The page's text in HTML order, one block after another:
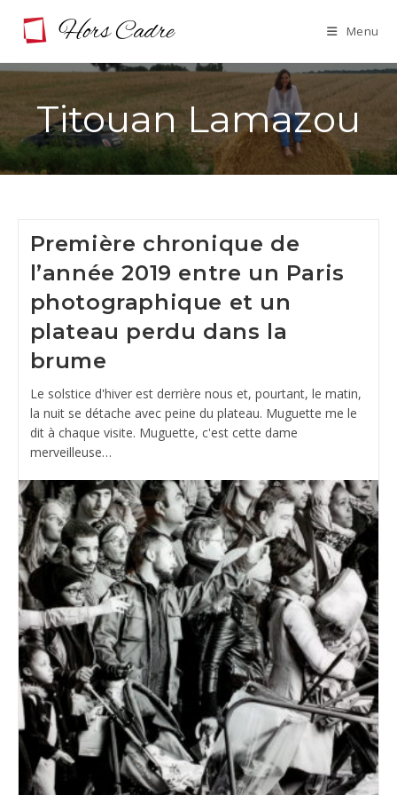
Menu
Titouan Lamazou
Première chronique de
l’année 2019 entre un Paris
photographique et un
plateau perdu dans la
brume
Le solstice d'hiver est derrière nous et, pourtant, le matin,
la nuit se détache avec peine du plateau. Muguette me le
dit à chaque visite. Muguette, c'est cette dame
merveilleuse…